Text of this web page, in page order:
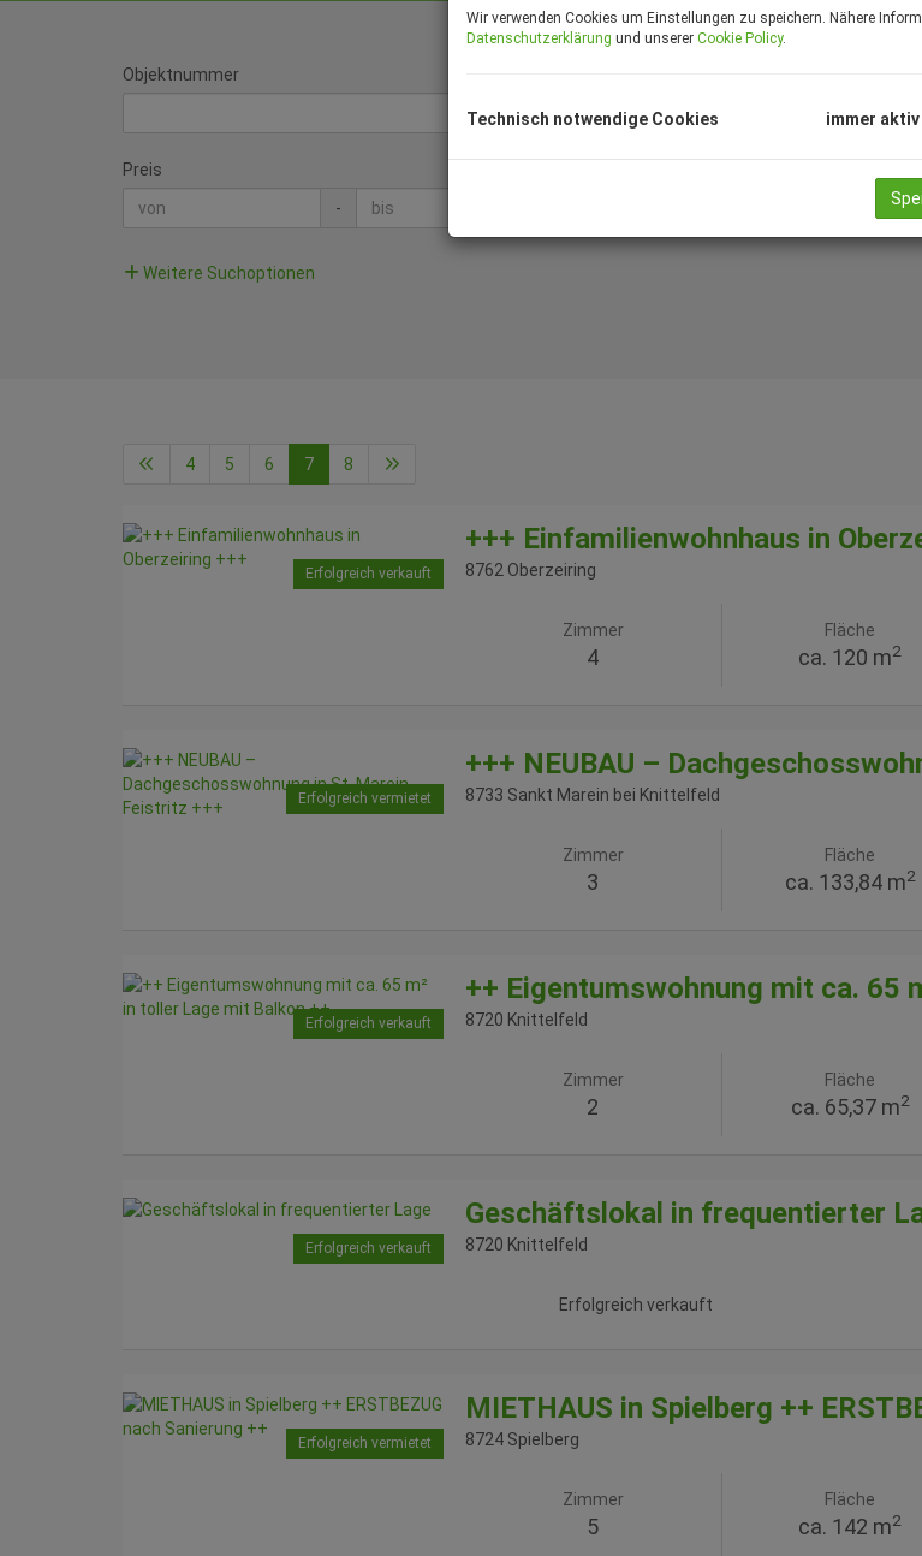
Objektnummer
Alle
Kauf
Preis
-
Weitere Suchoptionen
4 5 6 7 8
Erfolgreich verkauft
+++ Einfamilienwohnhaus in
8762 Oberzeiring
Zimmer
4
Fläche
ca. 120 m2
Erfolgreich vermietet
+++ NEUBAU –
8733 Sankt Marein bei Knittelfeld
Zimmer
3
Fläche
ca. 133,84 m2
Erfolgreich verkauft
++ Eigentumswohnung mit ca. 65
8720 Knittelfeld
Zimmer
2
Fläche
ca. 65,37 m2
Erfolgreich verkauft
Geschäftslokal in frequentierter
8720 Knittelfeld
Erfolgreich verkauft
Erfolgreich vermietet
MIETHAUS in Spielberg ++
8724 Spielberg
Zimmer
5
Fläche
ca. 142 m2
Wir verwenden Cookies um Einstellungen zu speichern. Nähere
Datenschutzerklärung und unserer Cookie Policy.
Technisch notwendige Cookies immer aktiv